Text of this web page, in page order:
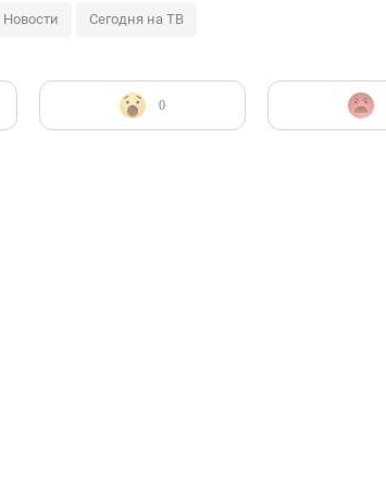
Новости Сегодня на ТВ
0